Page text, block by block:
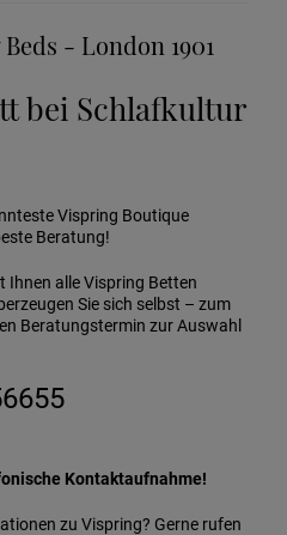
- London 1901
bei Schlafkultur
Vispring Boutique
Beratung!
alle Vispring Betten
Sie sich selbst – zum
Beratungstermin zur Auswahl
Kontaktaufnahme!
zu Vispring? Gerne rufen